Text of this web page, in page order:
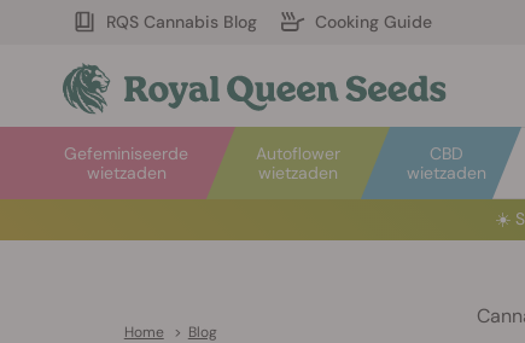
RQS Cannabis Blog Cooking Guide
Autoflower
wietzaden
Gefeminiseerde
wietzaden
CBD
wietzaden
☀️
Home > Blog